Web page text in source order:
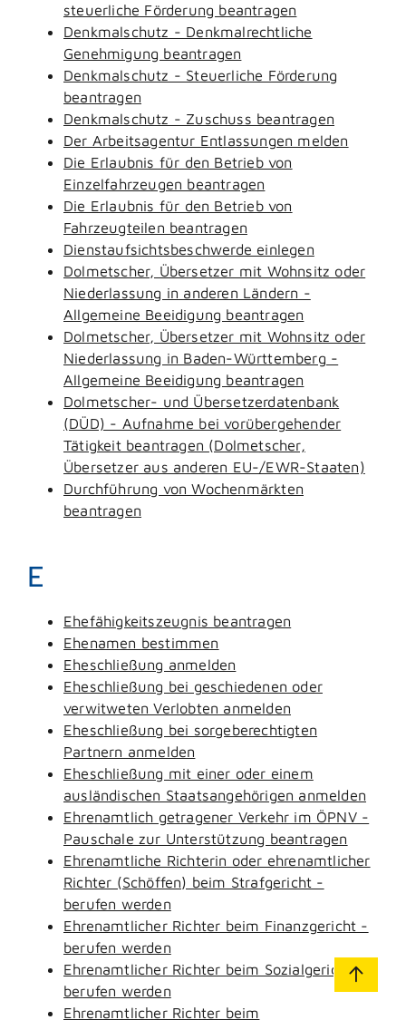
steuerliche Förderung beantragen
Denkmalschutz - Denkmalrechtliche
Genehmigung beantragen
Denkmalschutz - Steuerliche Förderung
beantragen
Denkmalschutz - Zuschuss beantragen
Der Arbeitsagentur Entlassungen melden
Die Erlaubnis für den Betrieb von
Einzelfahrzeugen beantragen
Die Erlaubnis für den Betrieb von
Fahrzeugteilen beantragen
Dienstaufsichtsbeschwerde einlegen
Dolmetscher, Übersetzer mit Wohnsitz oder
Niederlassung in anderen Ländern -
Allgemeine Beeidigung beantragen
Dolmetscher, Übersetzer mit Wohnsitz oder
Niederlassung in Baden-Württemberg -
Allgemeine Beeidigung beantragen
Dolmetscher- und Übersetzerdatenbank
(DÜD) - Aufnahme bei vorübergehender
Tätigkeit beantragen (Dolmetscher,
Übersetzer aus anderen EU-/EWR-Staaten)
Durchführung von Wochenmärkten
beantragen
E
Ehefähigkeitszeugnis beantragen
Ehenamen bestimmen
Eheschließung anmelden
Eheschließung bei geschiedenen oder
verwitweten Verlobten anmelden
Eheschließung bei sorgeberechtigten
Partnern anmelden
Eheschließung mit einer oder einem
ausländischen Staatsangehörigen anmelden
Ehrenamtlich getragener Verkehr im ÖPNV -
Pauschale zur Unterstützung beantragen
Ehrenamtliche Richterin oder ehrenamtlicher
Richter (Schöffen) beim Strafgericht -
berufen werden
Ehrenamtlicher Richter beim Finanzgericht -
berufen werden
Ehrenamtlicher Richter beim Sozialgericht -
berufen werden
Ehrenamtlicher Richter beim